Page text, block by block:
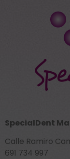
SpecialDent
Calle Ramiro
691 734 997